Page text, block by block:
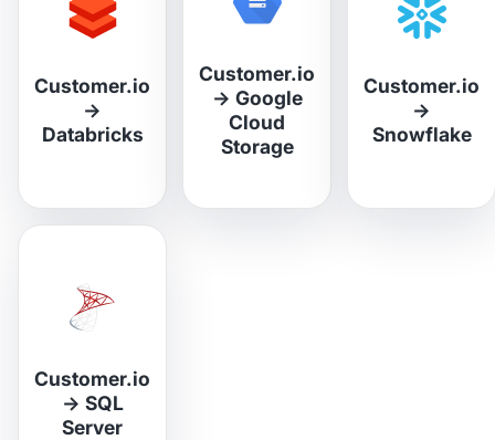
Customer.io
→
Databricks
Customer.io
→ Google
Cloud
Storage
Customer.io
→
Snowflake
Customer.io
→ SQL
Server